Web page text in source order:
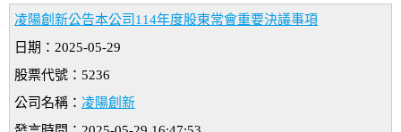
凌陽創新公告本公司114年度股東常會重要決議事項
日期：2025-05-29
股票代號：5236
公司名稱： 凌陽創新